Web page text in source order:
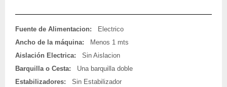
Fuente de Alimentacion:
Electrico
Ancho de la máquina:
Menos 1 mts
Aislación Electrica:
Sin Aislacion
Barquilla o Cesta:
Una barquilla doble
Estabilizadores:
Sin Estabilizador